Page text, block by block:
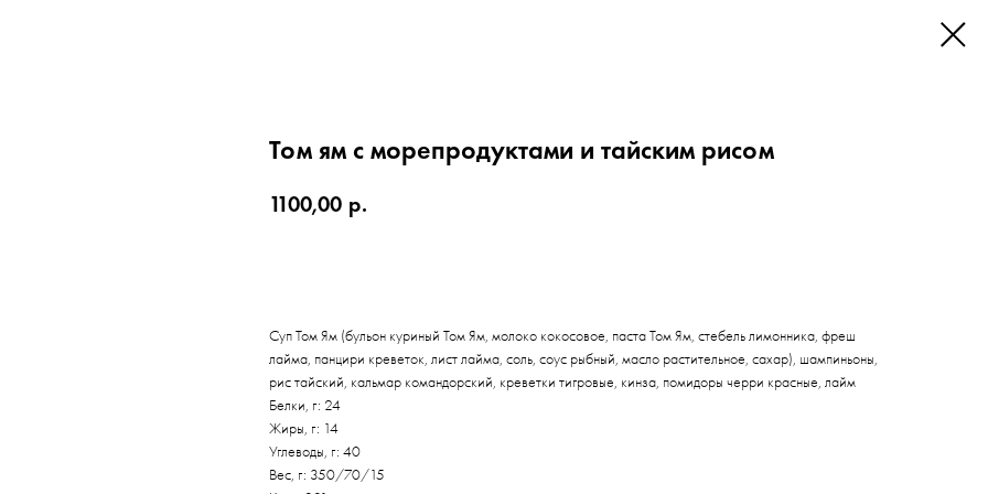
Том ям с морепродуктами и тайским рисом
1100,00 р.
Суп Том Ям (бульон куриный Том Ям, молоко кокосовое, паста Том Ям, стебель лимонника, фреш
лайма, панцири креветок, лист лайма, соль, соус рыбный, масло растительное, сахар), шампиньоны,
рис тайский, кальмар командорский, креветки тигровые, кинза, помидоры черри красные, лайм
Белки, г: 24
Жиры, г: 14
Углеводы, г: 40
Вес, г: 350/70/15